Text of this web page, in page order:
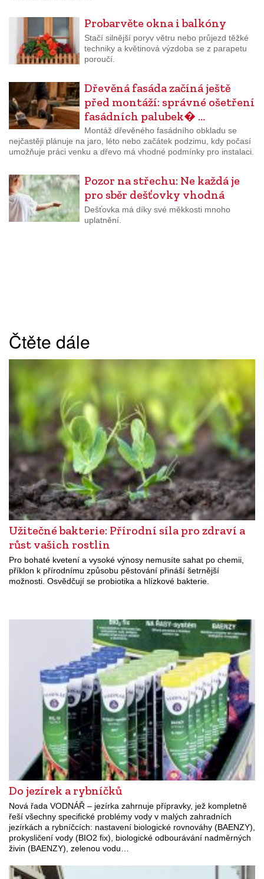
Probarvěte okna i balkóny
Stačí silnější poryv větru nebo průjezd těžké
techniky a květinová výzdoba se z parapetu
poroučí.
Dřevěná fasáda začíná ještě
před montáží: správné ošetření
fasádních palubek� …
Montáž dřevěného fasádního obkladu se
nejčastěji plánuje na jaro, léto nebo začátek podzimu, kdy počasí
umožňuje práci venku a dřevo má vhodné podmínky pro instalaci.
Pozor na střechu: Ne každá je
pro sběr dešťovky vhodná
Dešťovka má díky své měkkosti mnoho
uplatnění.
Čtěte dále
Užitečné bakterie: Přírodní síla pro zdraví a
růst vašich rostlin
Pro bohaté kvetení a vysoké výnosy nemusíte sahat po chemii,
příklon k přírodnímu způsobu pěstování přináší šetrnější
možnosti. Osvědčují se probiotika a hlízkové bakterie.
Do jezírek a rybníčků
Nová řada VODNÁŘ – jezírka zahrnuje přípravky, jež kompletně
řeší všechny specifické problémy vody v malých zahradních
jezírkách a rybníčcích: nastavení biologické rovnováhy (BAENZY),
prokysličení vody (BIO2 fix), biologické odbourávání nadměrných
živin (BAENZY), zelenou vodu…